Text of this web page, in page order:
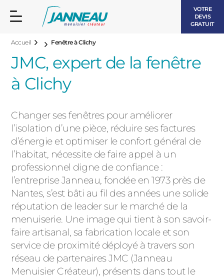
VOTRE
DEVIS
GRATUIT
Accueil Fenêtre à Clichy
JMC, expert de la fenêtre
à Clichy
Changer ses fenêtres pour améliorer
l’isolation d’une pièce, réduire ses factures
d’énergie et optimiser le confort général de
l’habitat, nécessite de faire appel à un
professionnel digne de confiance :
l’entreprise Janneau, fondée en 1973 près de
Nantes, s’est bâti au fil des années une solide
réputation de leader sur le marché de la
menuiserie. Une image qui tient à son savoir-
faire artisanal, sa fabrication locale et son
service de proximité déployé à travers son
réseau de partenaires JMC (Janneau
Menuisier Créateur), présents dans tout le
FENÊTRES ET PORTES-FENÊTRES
BOIS
PVC
BAIES VITRÉES
PORTES D’ENTRÉE
LES CONTEMPORAINES
LES INTEMPORELLES
LES LUMINEUSES
VOLETS ROULANTS
PERGOLAS
PORTAILS ET PORTILLONS
CARPORTS